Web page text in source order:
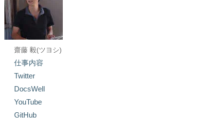
齋藤 毅(ツヨシ)
仕事内容
Twitter
DocsWell
YouTube
GitHub